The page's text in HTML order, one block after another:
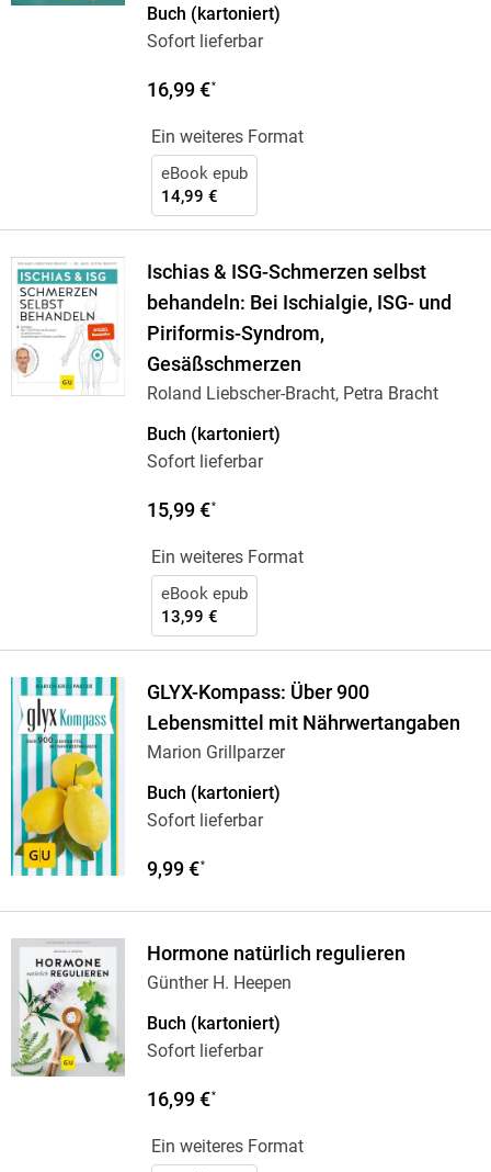
Buch (kartoniert)
Sofort lieferbar
16,99 €*
Ein weiteres Format
eBook epub
14,99 €
Ischias & ISG-Schmerzen selbst
behandeln: Bei Ischialgie, ISG- und
Piriformis-Syndrom,
Gesäßschmerzen
Roland Liebscher-Bracht, Petra Bracht
Buch (kartoniert)
Sofort lieferbar
15,99 €*
Ein weiteres Format
eBook epub
13,99 €
GLYX-Kompass: Über 900
Lebensmittel mit Nährwertangaben
Marion Grillparzer
Buch (kartoniert)
Sofort lieferbar
9,99 €*
Hormone natürlich regulieren
Günther H. Heepen
Buch (kartoniert)
Sofort lieferbar
16,99 €*
Ein weiteres Format